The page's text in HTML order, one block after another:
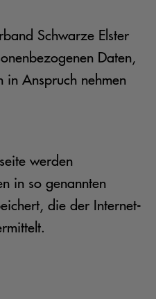
Schwarze Elster
Daten,
in Anspruch nehmen
werden
in so genannten
die der Internet-